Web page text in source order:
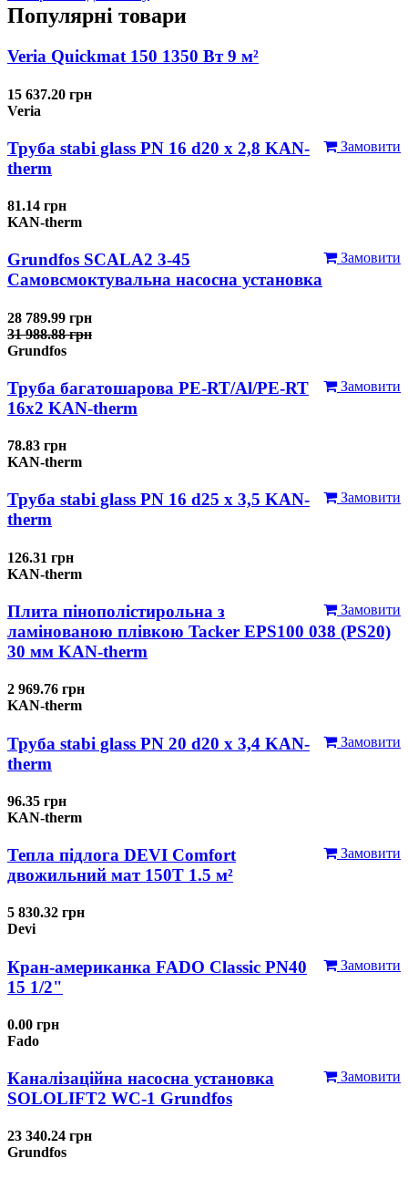
Популярні товари
Veria Quickmat 150 1350 Вт 9 м²
15 637.20 грн
Veria
Замовити
Труба stabi glass PN 16 d20 х 2,8 KAN-
therm
81.14 грн
KAN-therm
Замовити
Grundfos SCALA2 3-45
Самовсмоктувальна насосна установка
28 789.99 грн
31 988.88 грн
Grundfos
Замовити
Труба багатошарова PE-RT/Al/PE-RT
16x2 KAN-therm
78.83 грн
KAN-therm
Замовити
Труба stabi glass PN 16 d25 х 3,5 KAN-
therm
126.31 грн
KAN-therm
Замовити
Плита пінополістирольна з
ламінованою плівкою Tacker EPS100 038 (PS20)
30 мм KAN-therm
2 969.76 грн
KAN-therm
Замовити
Труба stabi glass PN 20 d20 х 3,4 KAN-
therm
96.35 грн
KAN-therm
Замовити
Тепла підлога DEVI Comfort
двожильний мат 150T 1.5 м²
5 830.32 грн
Devi
Замовити
Кран-американка FADO Classic PN40
15 1/2"
0.00 грн
Fado
Замовити
Каналізаційна насосна установка
SOLOLIFT2 WC-1 Grundfos
23 340.24 грн
Grundfos